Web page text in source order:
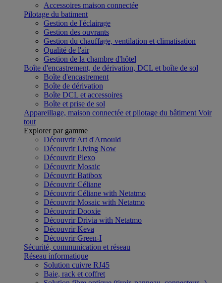
Accessoires maison connectée
Pilotage du batiment
Gestion de l'éclairage
Gestion des ouvrants
Gestion du chauffage, ventilation et climatisation
Qualité de l'air
Gestion de la chambre d'hôtel
Boîte d'encastrement, de dérivation, DCL et boîte de sol
Boîte d'encastrement
Boîte de dérivation
Boîte DCL et accessoires
Boîte et prise de sol
Appareillage, maison connectée et pilotage du bâtiment Voir
tout
Explorer par gamme
Découvrir Art d'Arnould
Découvrir Living Now
Découvrir Plexo
Découvrir Mosaic
Découvrir Batibox
Découvrir Céliane
Découvrir Céliane with Netatmo
Découvrir Mosaic with Netatmo
Découvrir Dooxie
Découvrir Drivia with Netatmo
Découvrir Keva
Découvrir Green-I
Sécurité, communication et réseau
Réseau informatique
Solution cuivre RJ45
Baie, rack et coffret